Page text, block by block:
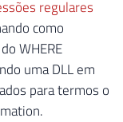
regulares
como
WHERE
uma DLL em
para termos o